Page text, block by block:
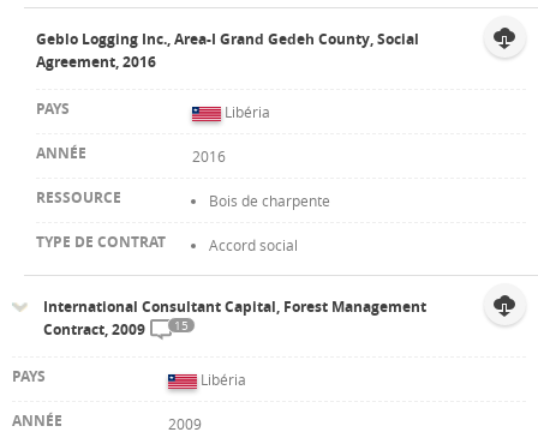
Geblo Logging Inc., Area-I Grand Gedeh County, Social
Agreement, 2016
Libéria
2016
Bois de charpente
Accord social
International Consultant Capital, Forest Management
Contract, 2009
15
Libéria
2009